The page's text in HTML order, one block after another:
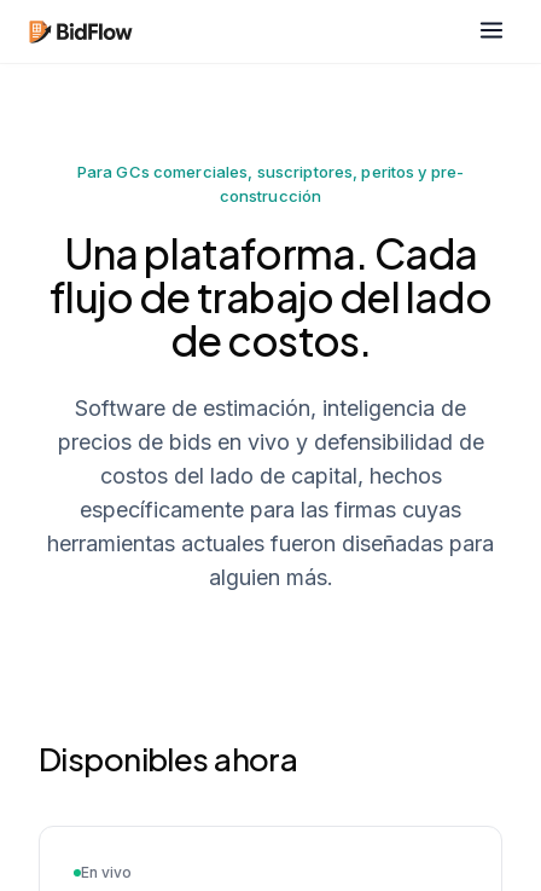
Para GCs comerciales, suscriptores, peritos y pre-
construcción
Una plataforma. Cada
flujo de trabajo del lado
de costos.
Software de estimación, inteligencia de
precios de bids en vivo y defensibilidad de
costos del lado de capital, hechos
específicamente para las firmas cuyas
herramientas actuales fueron diseñadas para
alguien más.
Disponibles ahora
En vivo